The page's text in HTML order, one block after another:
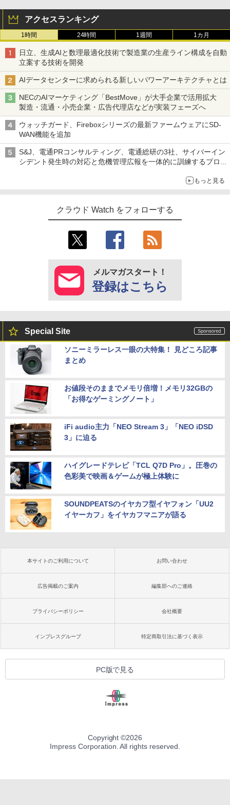
アクセスランキング
1時間 24時間 1週間 1カ月
日立、生成AIと数理最適化技術で製造業の生産ライン構成を自動
立案する技術を開発
AIデータセンターに求められる新しいパワーアーキテクチャとは
NECのAIマーケティング「BestMove」が大手企業で活用拡大
製造・流通・小売企業・広告代理店などが実装フェーズへ
ウォッチガード、Fireboxシリーズの最新ファームウェアにSD-
WAN機能を追加
S&J、電通PRコンサルティング、電通総研の3社、サイバーイン
シデント発生時の対応と危機管理広報を一体的に訓練するプログ
もっと見る
クラウド Watch をフォローする
メルマガスタート！
登録はこちら
Special Site
ソニーミラーレス一眼の大特集！ 見どころ記事
まとめ
お値段そのままでメモリ倍増！メモリ32GBの
「お得なゲーミングノート」
iFi audio主力「NEO Stream 3」「NEO iDSD
3」に迫る
ハイグレードテレビ「TCL Q7D Pro」。圧巻の
色彩美で映画＆ゲームが極上体験に
SOUNDPEATSのイヤカフ型イヤフォン「UU2
イヤーカフ」をイヤカフマニアが語る
本サイトのご利用について お問い合わせ
広告掲載のご案内 編集部へのご連絡
プライバシーポリシー 会社概要
インプレスグループ 特定商取引法に基づく表示
PC版で見る
Copyright ©2026
Impress Corporation. All rights reserved.